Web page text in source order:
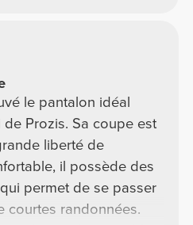
le pantalon idéal
Prozis. Sa coupe est
liberté de
il possède des
permet de se passer
courtes randonnées.